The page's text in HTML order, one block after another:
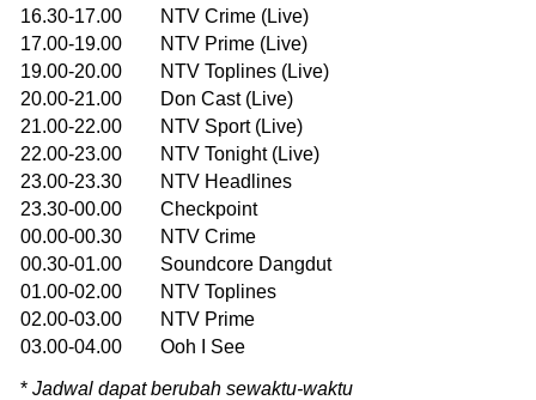
16.30-17.00 NTV Crime (Live)
17.00-19.00 NTV Prime (Live)
19.00-20.00 NTV Toplines (Live)
20.00-21.00 Don Cast (Live)
21.00-22.00 NTV Sport (Live)
22.00-23.00 NTV Tonight (Live)
23.00-23.30 NTV Headlines
23.30-00.00 Checkpoint
00.00-00.30 NTV Crime
00.30-01.00 Soundcore Dangdut
01.00-02.00 NTV Toplines
02.00-03.00 NTV Prime
03.00-04.00 Ooh I See
* Jadwal dapat berubah sewaktu-waktu